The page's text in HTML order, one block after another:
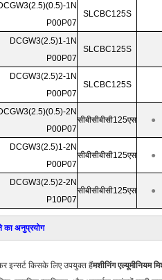
1N
P00P07
SLCBC125S
DCGW3(2.5)1-1N
P00P07
SLCBC125S
DCGW3(2.5)2-1N
P00P07
SLCBC125S
2N
P00P07
सीबीसीबीसी125एस ●
DCGW3(2.5)1-2N
P00P07
सीबीसीबीसी125एस ●
DCGW3(2.5)2-2N
P10P07
सीबीसीबीसी125एस ●
का अनुप्रयोग
इन्सर्ट किसके लिए उपयुक्त हैंमशीनिंग एल्यूमीनियम